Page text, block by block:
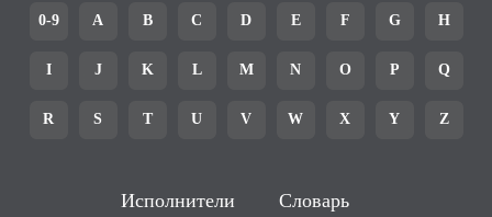
0-9 A B C D E F G H
I J K L M N O P Q
R S T U V W X Y Z
Исполнители Словарь